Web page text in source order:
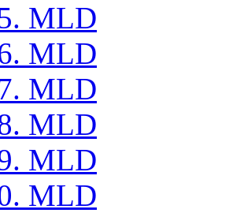
MLD
MLD
MLD
MLD
MLD
MLD